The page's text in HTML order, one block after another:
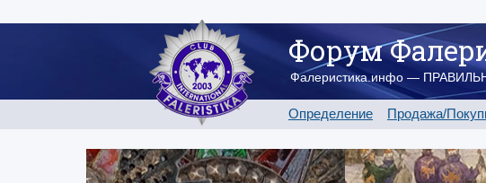
Форум
Фалеристика.инфо —
Определение Продажа/